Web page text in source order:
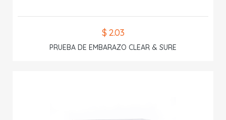
$ 2.03
PRUEBA DE EMBARAZO CLEAR & SURE